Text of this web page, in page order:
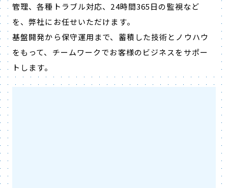
管理、各種トラブル対応、24時間365日の監視など
を、弊社にお任せいただけます。
基盤開発から保守運用まで、蓄積した技術とノウハウ
をもって、チームワークでお客様のビジネスをサポー
トします。